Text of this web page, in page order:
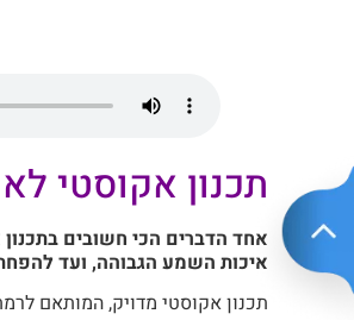
תכנון אקוסטי
אחד הדברים הכי חשובים
איכות השמע הגבוהה, ועד
תכנון אקוסטי מדויק, המותאם